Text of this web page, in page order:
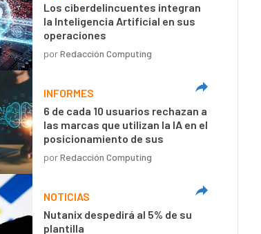
Los ciberdelincuentes integran
la Inteligencia Artificial en sus
operaciones
porRedacción Computing
INFORMES
6 de cada 10 usuarios rechazan a
las marcas que utilizan la IA en el
posicionamiento de sus
mensajes
porRedacción Computing
NOTICIAS
Nutanix despedirá al 5% de su
plantilla